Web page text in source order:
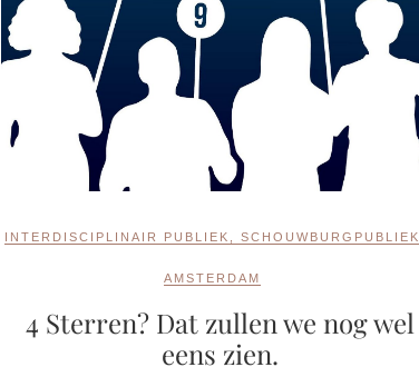
INTERDISCIPLINAIR PUBLIEK SCHOUWBURGPUBLIEK
AMSTERDAM
4 Sterren? Dat zullen we nog wel
eens zien.